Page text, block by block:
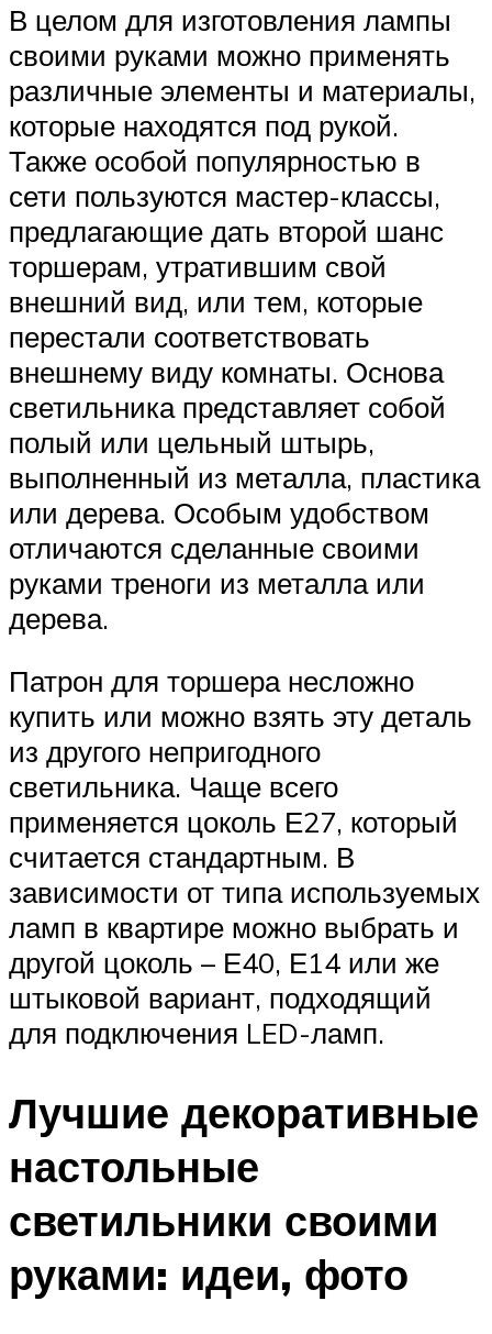
В целом для изготовления лампы
своими руками можно применять
различные элементы и материалы,
которые находятся под рукой.
Также особой популярностью в
сети пользуются мастер-классы,
предлагающие дать второй шанс
торшерам, утратившим свой
внешний вид, или тем, которые
перестали соответствовать
внешнему виду комнаты. Основа
светильника представляет собой
полый или цельный штырь,
выполненный из металла, пластика
или дерева. Особым удобством
отличаются сделанные своими
руками треноги из металла или
дерева.
Патрон для торшера несложно
купить или можно взять эту деталь
из другого непригодного
светильника. Чаще всего
применяется цоколь Е27, который
считается стандартным. В
зависимости от типа используемых
ламп в квартире можно выбрать и
другой цоколь – Е40, Е14 или же
штыковой вариант, подходящий
для подключения LED-ламп.
Лучшие декоративные
настольные
светильники своими
руками: идеи, фото